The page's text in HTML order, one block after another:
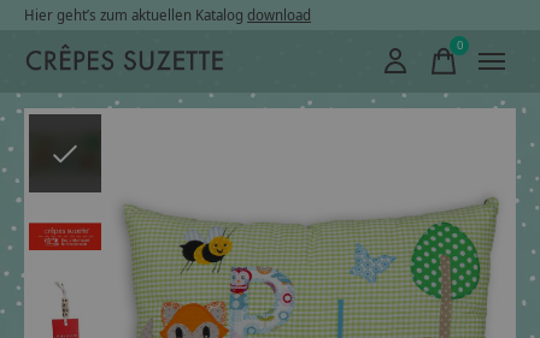
Hier geht’s zum aktuellen Katalog download
0items